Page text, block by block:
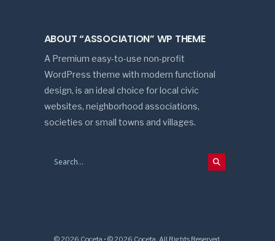
ABOUT “ASSOCIATION” WP THEME
A Premium easy-to-use non-profit
WordPress theme with modern functional
design, is an ideal choice for local civic
websites, neighborhood associations,
societies or small towns and villages.
© 2026 Coceta • © 2026 Coceta. All Rights Reserved.